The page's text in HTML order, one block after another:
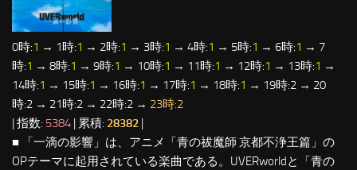
0時:1 → 1時:1 → 2時:1 → 3時:1 → 4時:1 → 5時:1 → 6時:1 → 7
時:1 → 8時:1 → 9時:1 → 10時:1 → 11時:1 → 12時:1 → 13時:1 →
14時:1 → 15時:1 → 16時:1 → 17時:1 → 18時:1 → 19時:2 → 20
時:2 → 21時:2 → 22時:2 → 23時:2
| 指数: 5384 | 累積: 28382
■ 「一滴の影響」は、アニメ「青の祓魔師 京都不浄王篇」の
OPテーマに起用されている楽曲である。UVERworldと「青の